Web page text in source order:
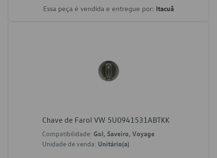
Essa peça é vendida e entregue por: Itacuã
Chave de Farol VW 5U0941531ABTKK
Compatibilidade: Gol, Saveiro, Voyage
Unidade de venda: Unitário(a)